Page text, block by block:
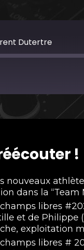
Dutertre
!
nouveaux
dans la “Team
libres
et de Philippe
exploitation
libres #